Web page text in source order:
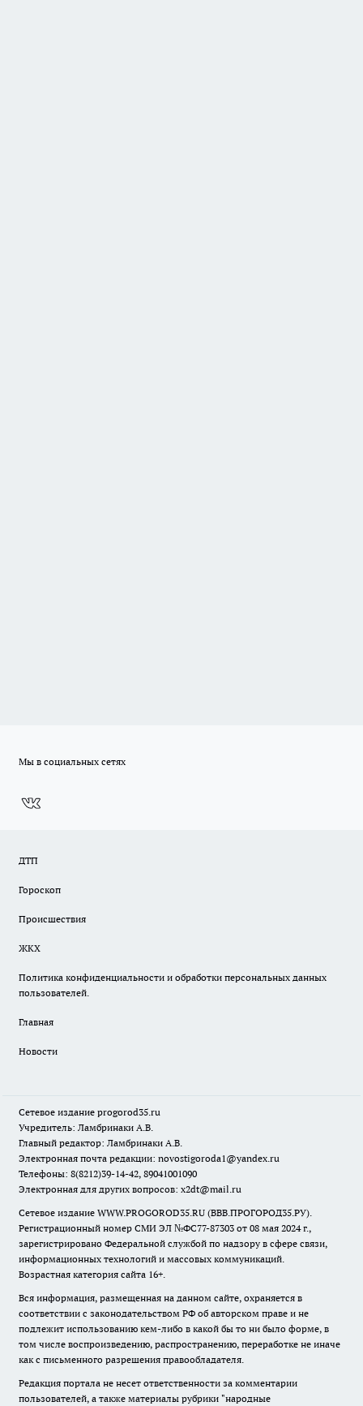
Мы в социальных сетях
ДТП
Гороскоп
Происшествия
ЖКХ
Политика конфиденциальности и обработки персональных данных
пользователей.
Главная
Новости
Сетевое издание progorod35.ru
Учредитель: Ламбринаки А.В.
Главный редактор: Ламбринаки А.В.
Электронная почта редакции: novostigoroda1@yandex.ru
Телефоны: 8(8212)39-14-42, 89041001090
Электронная для других вопросов: x2dt@mail.ru
Сетевое издание WWW.PROGOROD35.RU (ВВВ.ПРОГОРОД35.РУ).
Регистрационный номер СМИ ЭЛ №ФС77-87303 от 08 мая 2024 г.,
зарегистрировано Федеральной службой по надзору в сфере связи,
информационных технологий и массовых коммуникаций.
Возрастная категория сайта 16+.
Вся информация, размещенная на данном сайте, охраняется в
соответствии с законодательством РФ об авторском праве и не
подлежит использованию кем-либо в какой бы то ни было форме, в
том числе воспроизведению, распространению, переработке не иначе
как с письменного разрешения правообладателя.
Редакция портала не несет ответственности за комментарии
пользователей, а также материалы рубрики "народные